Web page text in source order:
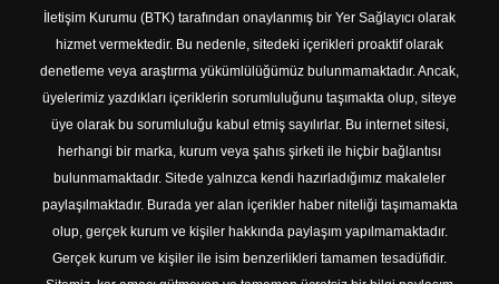
İletişim Kurumu (BTK) tarafından onaylanmış bir Yer Sağlayıcı olarak
hizmet vermektedir. Bu nedenle, sitedeki içerikleri proaktif olarak
denetleme veya araştırma yükümlülüğümüz bulunmamaktadır. Ancak,
üyelerimiz yazdıkları içeriklerin sorumluluğunu taşımakta olup, siteye
üye olarak bu sorumluluğu kabul etmiş sayılırlar. Bu internet sitesi,
herhangi bir marka, kurum veya şahıs şirketi ile hiçbir bağlantısı
bulunmamaktadır. Sitede yalnızca kendi hazırladığımız makaleler
paylaşılmaktadır. Burada yer alan içerikler haber niteliği taşımamakta
olup, gerçek kurum ve kişiler hakkında paylaşım yapılmamaktadır.
Gerçek kurum ve kişiler ile isim benzerlikleri tamamen tesadüfidir.